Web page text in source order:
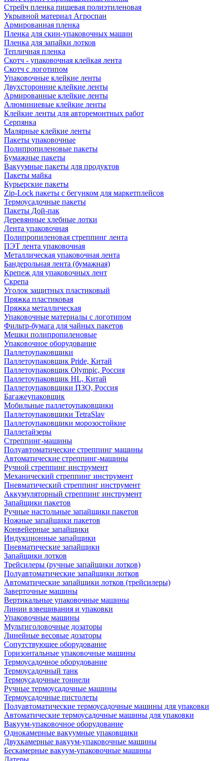
Стрейч пленка пищевая полиэтиленовая
Укрывной материал Агроспан
Армированная пленка
Пленка для скин-упаковочных машин
Пленка для запайки лотков
Тепличная пленка
Скотч - упаковочная клейкая лента
Скотч с логотипом
Упаковочные клейкие ленты
Двухсторонние клейкие ленты
Армированные клейкие ленты
Алюминиевые клейкие ленты
Клейкие ленты для авторемонтных работ
Серпянка
Малярные клейкие ленты
Пакеты упаковочные
Полипропиленовые пакеты
Бумажные пакеты
Вакуумные пакеты для продуктов
Пакеты майка
Курьерские пакеты
Zip-Lock пакеты с бегунком для маркетплейсов
Термоусадочные пакеты
Пакеты Дой-пак
Деревянные хлебные лотки
Лента упаковочная
Полипропиленовая стреппинг лента
ПЭТ лента упаковочная
Металлическая упаковочная лента
Бандерольная лента (бумажная)
Крепеж для упаковочных лент
Скрепа
Уголок защитных пластиковый
Пряжка пластиковая
Пряжка металлическая
Упаковочные материалы с логотипом
Фильтр-бумага для чайных пакетов
Мешки полипропиленовые
Упаковочное оборудование
Паллетоупаковщики
Паллетоупаковщик Pride, Китай
Паллетоупаковщик Olympic, Россия
Паллетоупаковщик HL, Китай
Паллетоупаковщики ПЗО, Россия
Багажеупаковщик
Мобильные паллетоупаковщики
Паллетоупаковщики TetraSlav
Паллетоупаковщики морозостойкие
Паллетайзеры
Стреппинг-машины
Полуавтоматические стреппинг машины
Автоматические стреппинг-машины
Ручной стреппинг инструмент
Механический стреппинг инструмент
Пневматический стреппинг инструмент
Аккумуляторный стреппинг инструмент
Запайщики пакетов
Ручные настольные запайщики пакетов
Ножные запайщики пакетов
Конвейерные запайщики
Индукционные запайщики
Пневматические запайщики
Запайщики лотков
Трейсилеры (ручные запайщики лотков)
Полуавтоматические запайщики лотков
Автоматические запайщики лотков (трейсилеры)
Заверточные машины
Вертикальные упаковочные машины
Линии взвешивания и упаковки
Упаковочные машины
Мультиголовочные дозаторы
Линейные весовые дозаторы
Сопутствующее оборудование
Горизонтальные упаковочные машины
Термоусадочное оборудование
Термоусадочный танк
Термоусадочные тоннели
Ручные термоусадочные машины
Термоусадочные пистолеты
Полуавтоматические термоусадочные машины для упаковки
Автоматические термоусадочные машины для упаковки
Вакуум-упаковочное оборудование
Однокамерные вакуумные упаковщики
Двухкамерные вакуум-упаковочные машины
Бескамерные вакуум-упаковочные машины
Датеры